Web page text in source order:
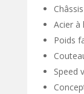
Acier à
Poids
Speed